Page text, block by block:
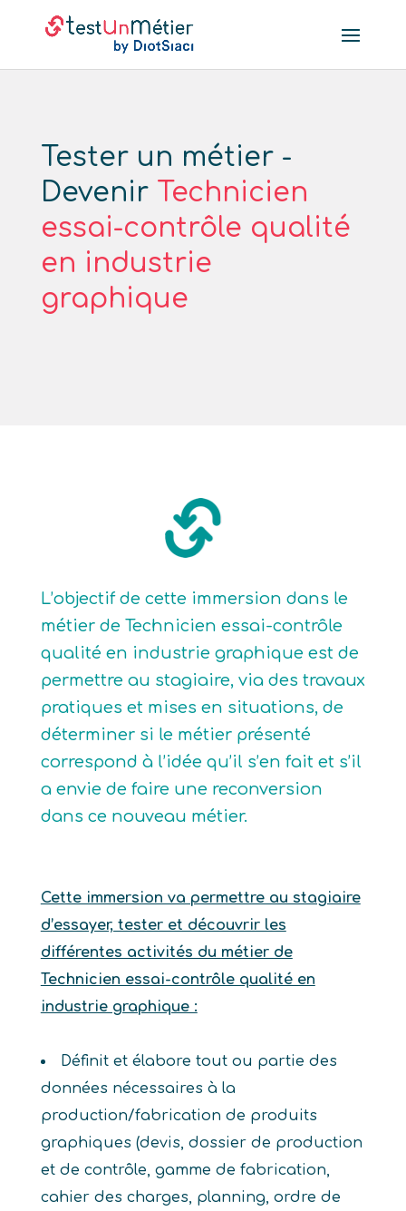
Tester un métier -
Devenir Technicien
essai-contrôle qualité
en industrie
graphique
L’objectif de cette immersion dans le
métier de Technicien essai-contrôle
qualité en industrie graphique est de
permettre au stagiaire, via des travaux
pratiques et mises en situations, de
déterminer si le métier présenté
correspond à l’idée qu’il s’en fait et s’il
a envie de faire une reconversion
dans ce nouveau métier.
Cette immersion va permettre au stagiaire
d’essayer, tester et découvrir les
différentes activités du métier de
Technicien essai-contrôle qualité en
industrie graphique :
Définit et élabore tout ou partie des
données nécessaires à la
production/fabrication de produits
graphiques (devis, dossier de production
et de contrôle, gamme de fabrication,
cahier des charges, planning, ordre de